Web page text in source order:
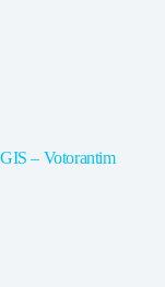
GIS – Votorantim